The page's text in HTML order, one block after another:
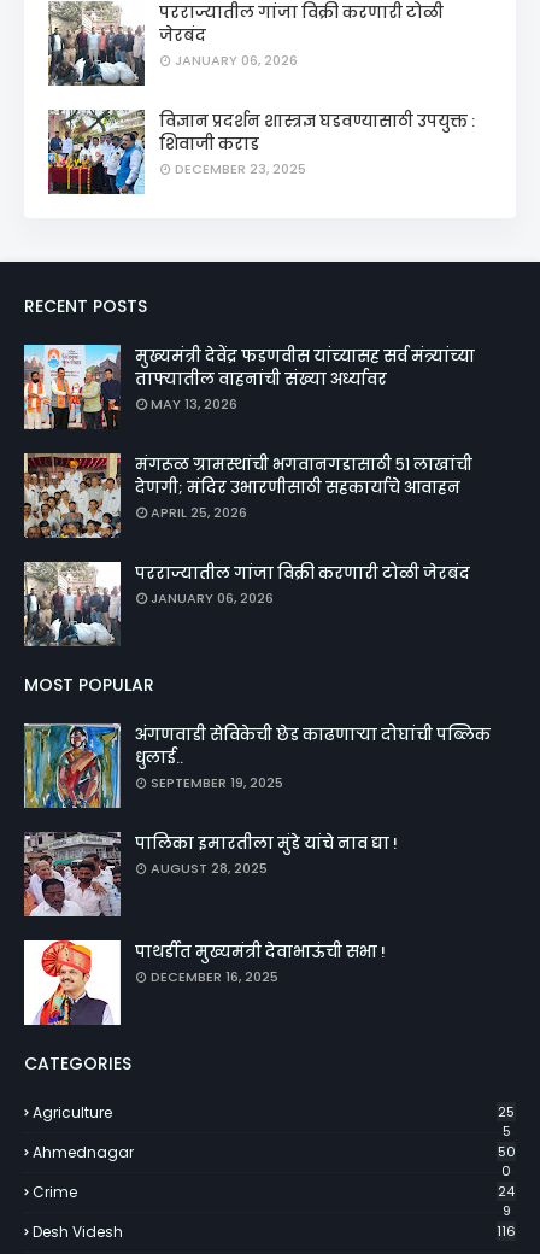
परराज्यातील गांजा विक्री करणारी टोळी
जेरबंद
JANUARY 06, 2026
विज्ञान प्रदर्शन शास्त्रज्ञ घडवण्यासाठी उपयुक्त :
शिवाजी कराड
DECEMBER 23, 2025
RECENT POSTS
मुख्यमंत्री देवेंद्र फडणवीस यांच्यासह सर्व मंत्र्यांच्या
ताफ्यातील वाहनांची संख्या अर्ध्यावर
MAY 13, 2026
मंगरूळ ग्रामस्थांची भगवानगडासाठी ५१ लाखांची
देणगी; मंदिर उभारणीसाठी सहकार्याचे आवाहन
APRIL 25, 2026
परराज्यातील गांजा विक्री करणारी टोळी जेरबंद
JANUARY 06, 2026
MOST POPULAR
अंगणवाडी सेविकेची छेड काढणाऱ्या दोघांची पब्लिक
धुलाई..
SEPTEMBER 19, 2025
पालिका इमारतीला मुंडे यांचे नाव द्या !
AUGUST 28, 2025
पाथर्डीत मुख्यमंत्री देवाभाऊंची सभा !
DECEMBER 16, 2025
CATEGORIES
Agriculture
25
5
Ahmednagar
50
0
Crime
24
9
Desh Videsh 116